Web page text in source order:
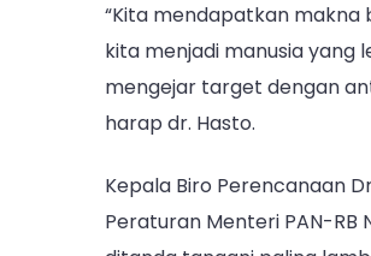
“Kita mendapatkan makna
kita menjadi manusia yang
mengejar target dengan
harap dr. Hasto.
Kepala Biro Perencanaan
Peraturan Menteri PAN-RB